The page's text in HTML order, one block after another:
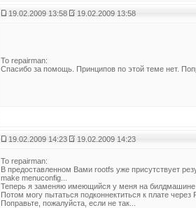
19.02.2009 13:58 19.02.2009 13:58
To repairman:
Спасибо за помощь. Принципов по этой теме нет.
19.02.2009 14:23 19.02.2009 14:23
To repairman:
В предоставленном Вами rootfs уже присутствует
make menuconfig...
Теперь я заменяю имеющийся у меня на билдмашине
Потом могу пытаться подконнектиться к плате через
Поправьте, пожалуйста, если не так...